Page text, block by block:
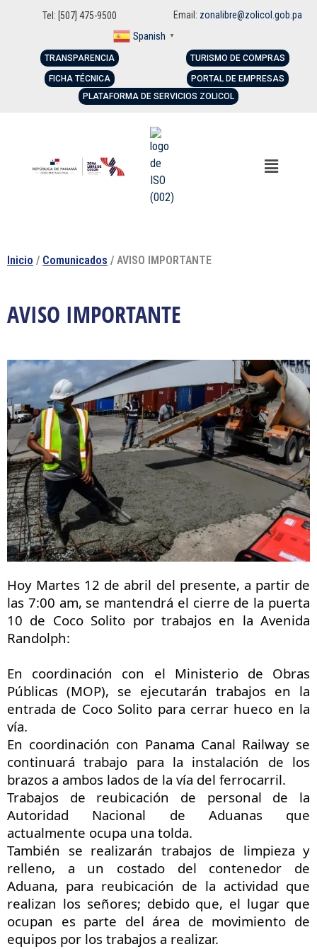
Tel: [507] 475-9500 Email: zonalibre@zolicol.gob.pa
Spanish ▼
TRANSPARENCIA
FICHA TÉCNICA
TURISMO DE COMPRAS
PORTAL DE EMPRESAS
PLATAFORMA DE SERVICIOS ZOLICOL
Inicio / Comunicados / AVISO IMPORTANTE
AVISO IMPORTANTE
Hoy Martes 12 de abril del presente, a partir de
las 7:00 am, se mantendrá el cierre de la puerta
10 de Coco Solito por trabajos en la Avenida
Randolph:
En coordinación con el Ministerio de Obras
Públicas (MOP), se ejecutarán trabajos en la
entrada de Coco Solito para cerrar hueco en la
vía.
En coordinación con Panama Canal Railway se
continuará trabajo para la instalación de los
brazos a ambos lados de la vía del ferrocarril.
Trabajos de reubicación de personal de la
Autoridad Nacional de Aduanas que
actualmente ocupa una tolda.
También se realizarán trabajos de limpieza y
relleno, a un costado del contenedor de
Aduana, para reubicación de la actividad que
realizan los señores; debido que, el lugar que
ocupan es parte del área de movimiento de
equipos por los trabajos a realizar.